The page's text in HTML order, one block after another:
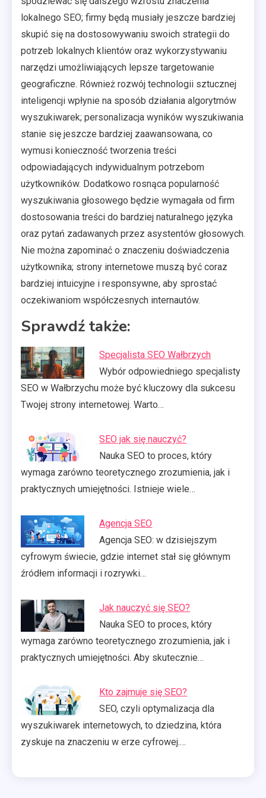
lokalnego SEO; firmy będą musiały jeszcze bardziej
skupić się na dostosowywaniu swoich strategii do
potrzeb lokalnych klientów oraz wykorzystywaniu
narzędzi umożliwiających lepsze targetowanie
geograficzne. Również rozwój technologii sztucznej
inteligencji wpłynie na sposób działania algorytmów
wyszukiwarek; personalizacja wyników wyszukiwania
stanie się jeszcze bardziej zaawansowana, co
wymusi konieczność tworzenia treści
odpowiadających indywidualnym potrzebom
użytkowników. Dodatkowo rosnąca popularność
wyszukiwania głosowego będzie wymagała od firm
dostosowania treści do bardziej naturalnego języka
oraz pytań zadawanych przez asystentów głosowych.
Nie można zapominać o znaczeniu doświadczenia
użytkownika; strony internetowe muszą być coraz
bardziej intuicyjne i responsywne, aby sprostać
oczekiwaniom współczesnych internautów.
Sprawdź także:
Specjalista SEO Wałbrzych
Wybór odpowiedniego specjalisty
SEO w Wałbrzychu może być kluczowy dla sukcesu
Twojej strony internetowej. Warto…
SEO jak się nauczyć?
Nauka SEO to proces, który
wymaga zarówno teoretycznego zrozumienia, jak i
praktycznych umiejętności. Istnieje wiele…
Agencja SEO
Agencja SEO: w dzisiejszym
cyfrowym świecie, gdzie internet stał się głównym
źródłem informacji i rozrywki…
Jak nauczyć się SEO?
Nauka SEO to proces, który
wymaga zarówno teoretycznego zrozumienia, jak i
praktycznych umiejętności. Aby skutecznie…
Kto zajmuje się SEO?
SEO, czyli optymalizacja dla
wyszukiwarek internetowych, to dziedzina, która
zyskuje na znaczeniu w erze cyfrowej.…